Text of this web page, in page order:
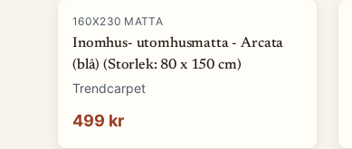
160X230 MATTA
Inomhus- utomhusmatta - Arcata
(blå) (Storlek: 80 x 150 cm)
Trendcarpet
499 kr